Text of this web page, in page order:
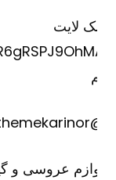
لایت
عروسی و